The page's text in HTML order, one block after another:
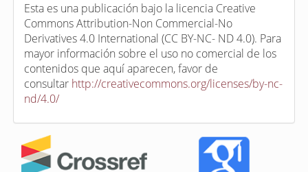
Esta es una publicación bajo la licencia Creative
Commons Attribution-Non Commercial-No
Derivatives 4.0 International (CC BY-NC- ND 4.0). Para
mayor información sobre el uso no comercial de los
contenidos que aquí aparecen, favor de
consultar http://creativecommons.org/licenses/by-nc-
nd/4.0/